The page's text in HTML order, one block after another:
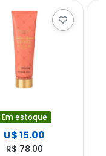
Em estoque
U$ 15.00
R$ 78.00